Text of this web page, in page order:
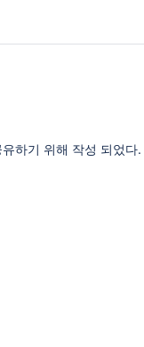
하기 위해 작성 되었다.